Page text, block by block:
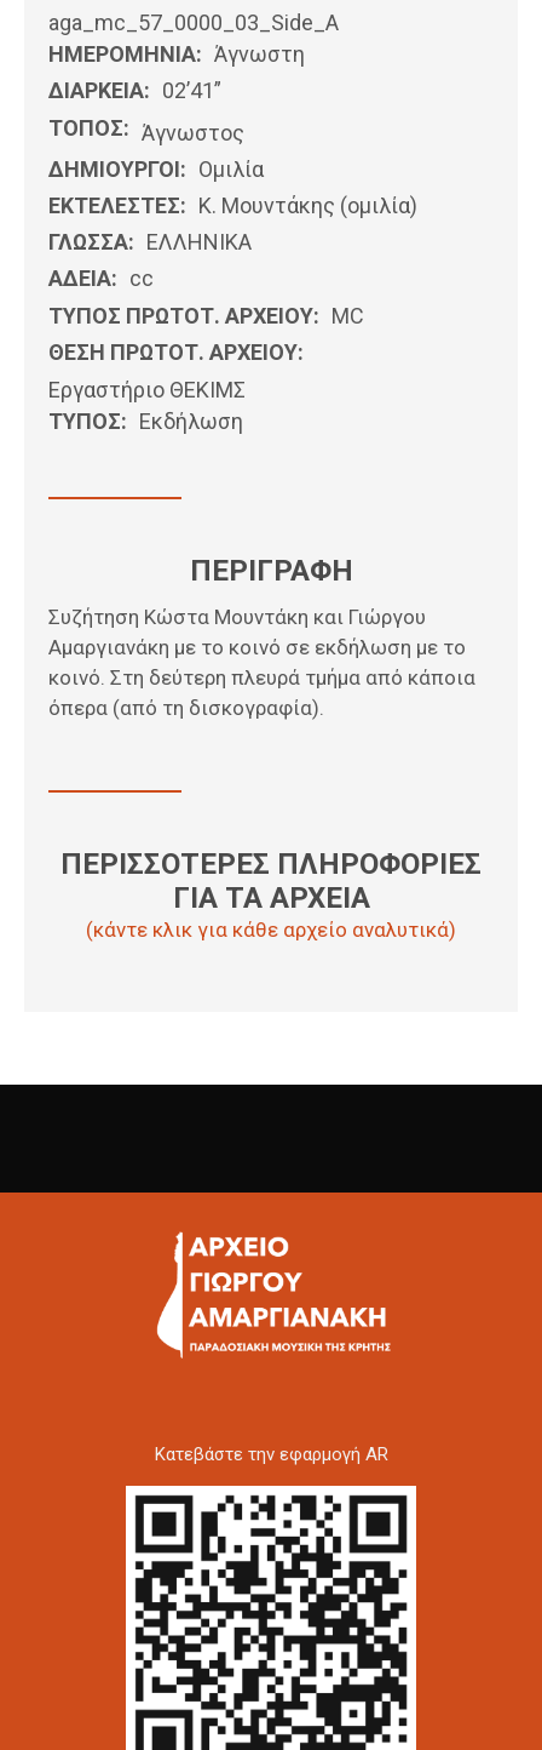
aga_mc_57_0000_03_Side_A
ΗΜΕΡΟΜΗΝΊΑ: Άγνωστη
ΔΙΑΡΚΕΙΑ: 02’41”
ΤΟΠΟΣ: Άγνωστος
ΔΗΜΙΟΥΡΓΟΙ: Ομιλία
ΕΚΤΕΛΕΣΤΕΣ: Κ. Μουντάκης (ομιλία)
ΓΛΩΣΣΑ: ΕΛΛΗΝΙΚΆ
ΑΔΕΙΑ: cc
ΤΥΠΟΣ ΠΡΩΤΟΤ. ΑΡΧΕΙΟΥ: MC
ΘΕΣΗ ΠΡΩΤΟΤ. ΑΡΧΕΙΟΥ:
Εργαστήριο ΘΕΚΙΜΣ
ΤΥΠΟΣ: Εκδήλωση
ΠΕΡΙΓΡΑΦΗ
Συζήτηση Κώστα Μουντάκη και Γιώργου
Αμαργιανάκη με το κοινό σε εκδήλωση με το
κοινό. Στη δεύτερη πλευρά τμήμα από κάποια
όπερα (από τη δισκογραφία).
ΠΕΡΙΣΣΟΤΕΡΕΣ ΠΛΗΡΟΦΟΡΙΕΣ
ΓΙΑ ΤΑ ΑΡΧΕΙΑ
(κάντε κλικ για κάθε αρχείο αναλυτικά)
Kατεβάστε την εφαρμογή AR